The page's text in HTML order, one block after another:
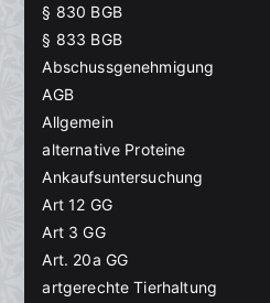
§ 830 BGB
§ 833 BGB
Abschussgenehmigung
AGB
Allgemein
alternative Proteine
Ankaufsuntersuchung
Art 12 GG
Art 3 GG
Art. 20a GG
artgerechte Tierhaltung